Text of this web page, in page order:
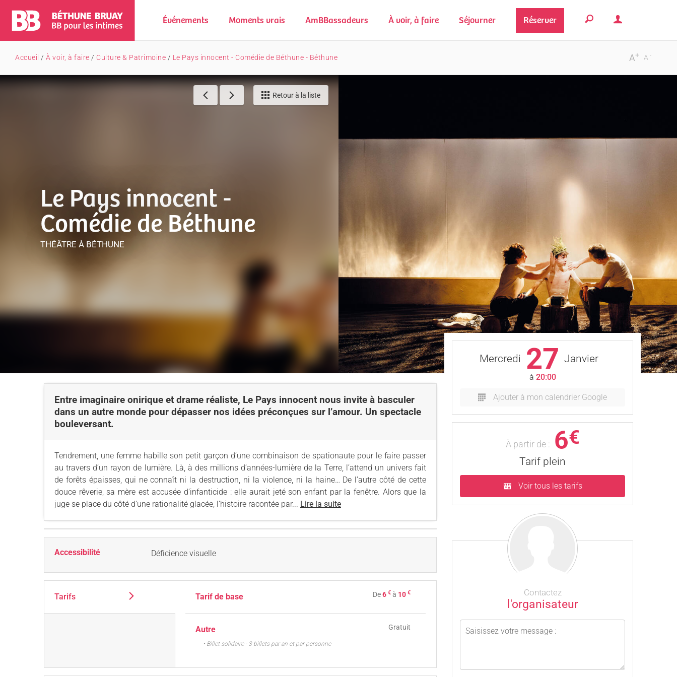
Événements Moments vrais AmBBassadeurs À voir, à faire Séjourner Réserver
-
A
+
A
Accueil / À voir, à faire / Culture & Patrimoine / Le Pays innocent - Comédie de Béthune - Béthune
Retour à la liste
Le Pays innocent -
Comédie de Béthune
THÉÂTRE À BÉTHUNE
Entre imaginaire onirique et drame réaliste, Le Pays innocent nous invite à basculer
dans un autre monde pour dépasser nos idées préconçues sur l’amour. Un spectacle
bouleversant.
Tendrement, une femme habille son petit garçon d’une combinaison de spationaute pour le faire passer
au travers d’un rayon de lumière. Là, à des millions d’années-lumière de la Terre, l’attend un univers fait
de forêts épaisses, qui ne connaît ni la destruction, ni la violence, ni la haine… De l’autre côté de cette
douce rêverie, sa mère est accusée d’infanticide : elle aurait jeté son enfant par la fenêtre. Alors que la
juge se place du côté d’une rationalité glacée, l’histoire racontée par... Lire la suite
Accessibilité Déficience visuelle
Tarifs Tarif de base De6 € à 10 €
Autre Gratuit
• Billet solidaire - 3 billets par an et par personne
Mercredi 27 Janvier
à 20:00
Ajouter à mon calendrier Google
À partir de : 6€
Tarif plein
Voir tous les tarifs
Contactez
l'organisateur